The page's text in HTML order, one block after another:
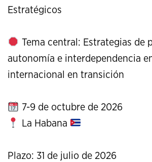
Estratégicos
Tema central: Estrategias de
autonomía e interdependencia
internacional en transición
7-9 de octubre de 2026
La Habana
Plazo: 31 de julio de 2026